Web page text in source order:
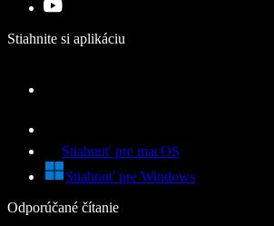
Stiahnite si aplikáciu
Stiahnuť pre macOS
Stiahnuť pre Windows
Odporúčané čítanie